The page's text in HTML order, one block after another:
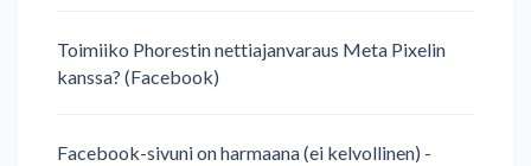
Toimiiko Phorestin nettiajanvaraus Meta Pixelin
kanssa? (Facebook)
Facebook-sivuni on harmaana (ei kelvollinen) -